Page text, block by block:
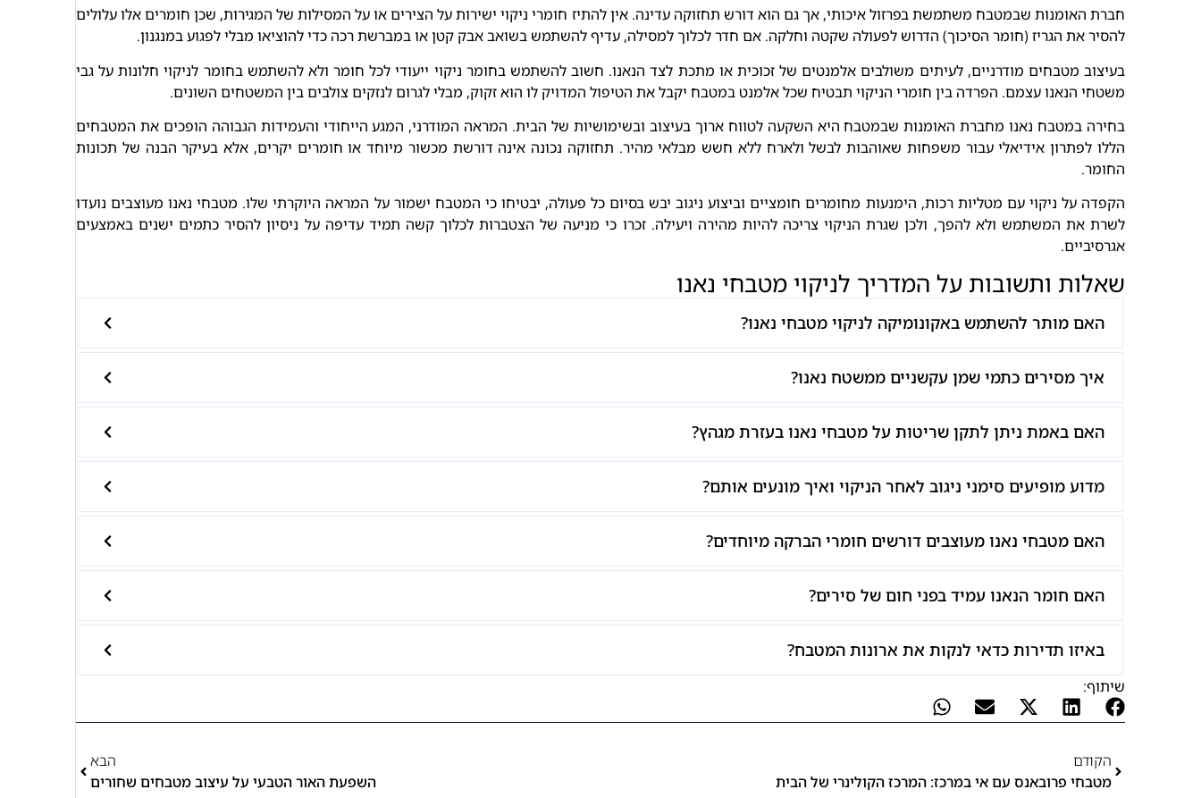
חברת האומנות שבמטבח משתמשת בפרזול איכותי, אך גם הוא דורש תחזוקה עדינה. אין להתיז חומרי ניקוי ישירות על הצירים או על המסילות של המגירות, שכן חומרים אלו עלולים
להסיר את הגריז (חומר הסיכוך) הדרוש לפעולה שקטה וחלקה. אם חדר לכלוך למסילה, עדיף להשתמש בשואב אבק קטן או במברשת רכה כדי להוציאו מבלי לפגוע במנגנון.
בעיצוב מטבחים מודרניים, לעיתים משולבים אלמנטים של זכוכית או מתכת לצד הנאנו. חשוב להשתמש בחומר ניקוי ייעודי לכל חומר ולא להשתמש בחומר לניקוי חלונות על גבי
משטחי הנאנו עצמם. הפרדה בין חומרי הניקוי תבטיח שכל אלמנט במטבח יקבל את הטיפול המדויק לו הוא זקוק, מבלי לגרום לנזקים צולבים בין המשטחים השונים.
בחירה במטבח נאנו מחברת האומנות שבמטבח היא השקעה לטווח ארוך בעיצוב ובשימושיות של הבית. המראה המודרני, המגע הייחודי והעמידות הגבוהה הופכים את המטבחים
הללו לפתרון אידיאלי עבור משפחות שאוהבות לבשל ולארח ללא חשש מבלאי מהיר. תחזוקה נכונה אינה דורשת מכשור מיוחד או חומרים יקרים, אלא בעיקר הבנה של תכונות
החומר.
הקפדה על ניקוי עם מטליות רכות, הימנעות מחומרים חומציים וביצוע ניגוב יבש בסיום כל פעולה, יבטיחו כי המטבח ישמור על המראה היוקרתי שלו. מטבחי נאנו מעוצבים נועדו
לשרת את המשתמש ולא להפך, ולכן שגרת הניקוי צריכה להיות מהירה ויעילה. זכרו כי מניעה של הצטברות לכלוך קשה תמיד עדיפה על ניסיון להסיר כתמים ישנים באמצעים
אגרסיביים.
שאלות ותשובות על המדריך לניקוי מטבחי נאנו
האם מותר להשתמש באקונומיקה לניקוי מטבחי נאנו?
איך מסירים כתמי שמן עקשניים ממשטח נאנו?
האם באמת ניתן לתקן שריטות על מטבחי נאנו בעזרת מגהץ?
מדוע מופיעים סימני ניגוב לאחר הניקוי ואיך מונעים אותם?
האם מטבחי נאנו מעוצבים דורשים חומרי הברקה מיוחדים?
האם חומר הנאנו עמיד בפני חום של סירים?
באיזו תדירות כדאי לנקות את ארונות המטבח?
שיתוף:
הקודם
מטבחי פרובאנס עם אי במרכז: המרכז הקולינרי של הבית
הבא
השפעת האור הטבעי על עיצוב מטבחים שחורים